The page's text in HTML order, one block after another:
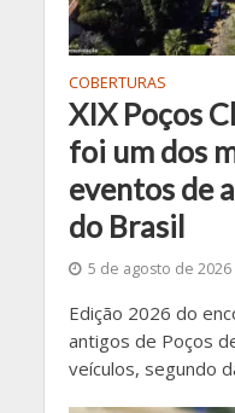
COBERTURAS
XIX Poços
foi um dos
eventos de
do Brasil
5 de agosto de 2026
Edição 2026 do
antigos de Poços
veículos, segundo